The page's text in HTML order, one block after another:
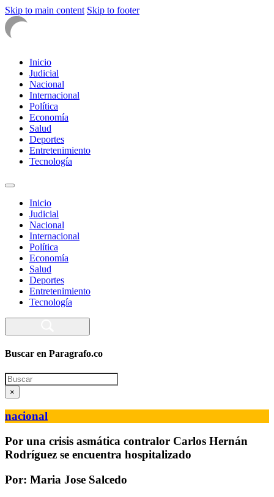
Skip to main content Skip to footer
Inicio
Judicial
Nacional
Internacional
Política
Economía
Salud
Deportes
Entretenimiento
Tecnología
Inicio
Judicial
Nacional
Internacional
Política
Economía
Salud
Deportes
Entretenimiento
Tecnología
Buscar en Paragrafo.co
Search
×
nacional
Por una crisis asmática contralor Carlos Hernán
Rodríguez se encuentra hospitalizado
Por: Maria Jose Salcedo